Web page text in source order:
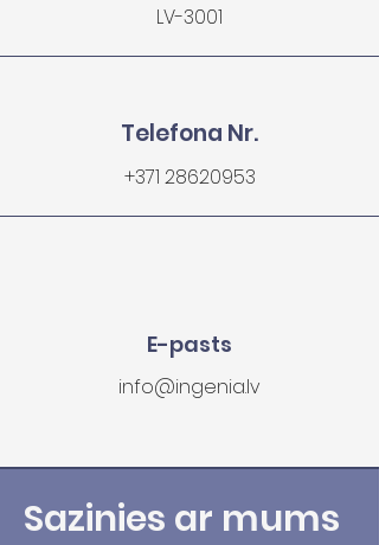
LV-3001
Telefona Nr.
+371 28620953
E-pasts
info@ingenia.lv
Sazinies ar mums